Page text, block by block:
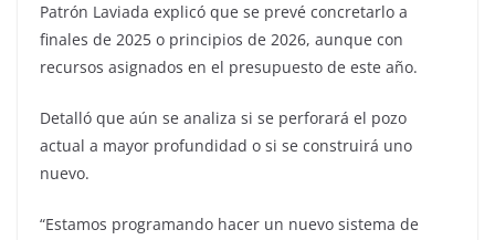
Patrón Laviada explicó que se prevé concretarlo a
finales de 2025 o principios de 2026, aunque con
recursos asignados en el presupuesto de este año.
Detalló que aún se analiza si se perforará el pozo
actual a mayor profundidad o si se construirá uno
nuevo.
“Estamos programando hacer un nuevo sistema de